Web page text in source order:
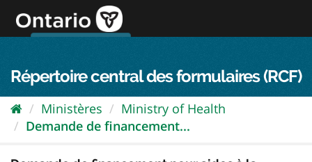
directement
au
Répertoire central des formulaires (RCF)
Ministères
Ministry of Health
Demande de financement...